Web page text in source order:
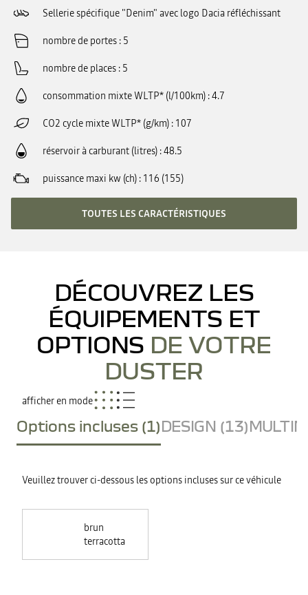
Sellerie spécifique "Denim" avec logo Dacia réfléchissant
nombre de portes 5
nombre de places 5
consommation mixte WLTP* (l/100km) 4.7
CO2 cycle mixte WLTP* (g/km) 107
réservoir à carburant (litres) 48.5
puissance maxi kw (ch) 116 (155)
TOUTES LES CARACTÉRISTIQUES
DÉCOUVREZ LES
ÉQUIPEMENTS ET
OPTIONS DE VOTRE
DUSTER
afficher en mode
Options incluses (1)DESIGN (13)
Veuillez trouver ci-dessous les options incluses sur ce véhicule
brun
terracotta